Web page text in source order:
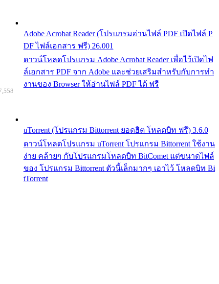
Adobe Acrobat Reader (โปรแกรมอ่านไฟล์ PDF เปิดไฟล์ P
DF ไฟล์เอกสาร ฟรี) 26.001
ดาวน์โหลดโปรแกรม Adobe Acrobat Reader เพื่อไว้เปิดไฟ
ล์เอกสาร PDF จาก Adobe และช่วยเสริมสำหรับกับการทำ
งานของ Browser ให้อ่านไฟล์ PDF ได้ ฟรี
uTorrent (โปรแกรม Bittorrent ยอดฮิต โหลดบิท ฟรี) 3.6.0
ดาวน์โหลดโปรแกรม uTorrent โปรแกรม Bittorrent ใช้งาน
ง่าย คล้ายๆ กับโปรแกรมโหลดบิท BitComet แต่ขนาดไฟล์
ของ โปรแกรม Bittorrent ตัวนี้เล็กมากๆ เอาไว้ โหลดบิท Bi
tTorrent